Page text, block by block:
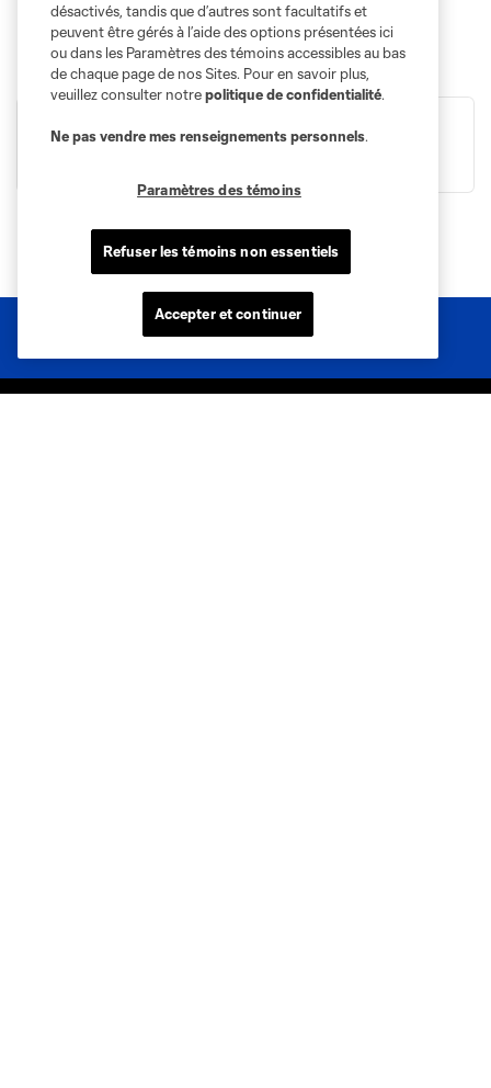
Billets
désactivés, tandis que d’autres sont facultatifs et
peuvent être gérés à l’aide des options présentées ici
ou dans les Paramètres des témoins accessibles au bas
de chaque page de nos Sites. Pour en savoir plus,
veuillez consulter notrepolitique de confidentialité.
Ne pas vendre mes renseignements personnels.
Paramètres des témoins
Refuser les témoins non essentiels
Accepter et continuer